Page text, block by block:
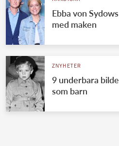
Ebba von
med maken
ZNYHETER
9 underbara
som barn